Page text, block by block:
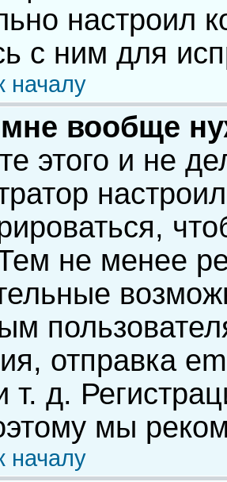
настроил
с ним для
началу
вообще
этого и не
не менее
отправка
т. д.
мы
началу